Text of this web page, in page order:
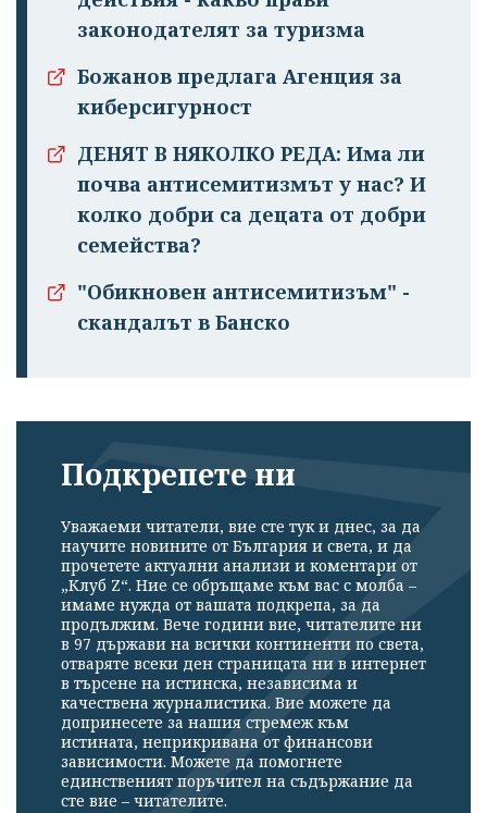
законодателят за туризма
Божанов предлага Агенция за
киберсигурност
ДЕНЯТ В НЯКОЛКО РЕДА: Има ли
почва антисемитизмът у нас? И
колко добри са децата от добри
семейства?
"Обикновен антисемитизъм" -
скандалът в Банско
Подкрепете ни
Уважаеми читатели, вие сте тук и днес, за да
научите новините от България и света, и да
прочетете актуални анализи и коментари от
„Клуб Z“. Ние се обръщаме към вас с молба –
имаме нужда от вашата подкрепа, за да
продължим. Вече години вие, читателите ни
в 97 държави на всички континенти по света,
отваряте всеки ден страницата ни в интернет
в търсене на истинска, независима и
качествена журналистика. Вие можете да
допринесете за нашия стремеж към
истината, неприкривана от финансови
зависимости. Можете да помогнете
единственият поръчител на съдържание да
сте вие – читателите.